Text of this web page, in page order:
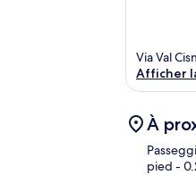
Via Val
Afficher
À
pied -